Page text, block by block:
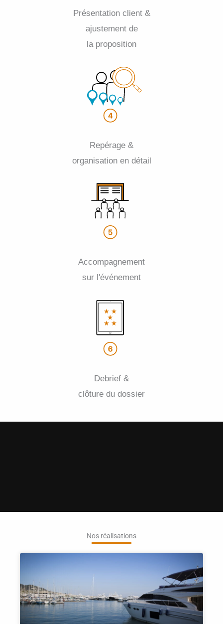
Présentation client &
ajustement de
la proposition
Repérage &
organisation en détail
Accompagnement
sur l'événement
Debrief &
clôture du dossier
Nos réalisations